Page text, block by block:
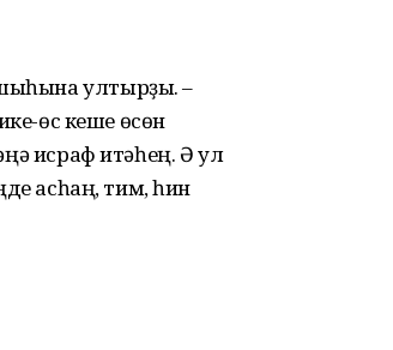
ултырҙы. –
өс кеше өсөн
исраф итәһең. Ә ул
асһаң, тим, һин